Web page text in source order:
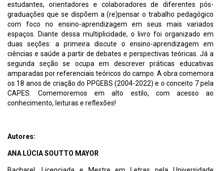
estudantes, orientadores e colaboradores de diferentes pós-
graduações que se dispõem a (re)pensar o trabalho pedagógico
com foco no ensino-aprendizagem em seus mais variados
espaços. Diante dessa multiplicidade, o livro foi organizado em
duas seções: a primeira discute o ensino-aprendizagem em
ciências e saúde a partir de debates e perspectivas teóricas. Já a
segunda seção se ocupa em descrever práticas educativas
amparadas por referenciais teóricos do campo. A obra comemora
os 18 anos de criação do PPGEBS (2004-2022) e o conceito 7 pela
CAPES. Comemoremos em alto estilo, com acesso ao
conhecimento, leituras e reflexões!
Autores:
ANA LÚCIA SOUTTO MAYOR